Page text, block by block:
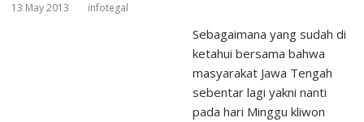
13 May 2013 infotegal
Sebagaimana yang sudah di
ketahui bersama bahwa
masyarakat Jawa Tengah
sebentar lagi yakni nanti
pada hari Minggu kliwon